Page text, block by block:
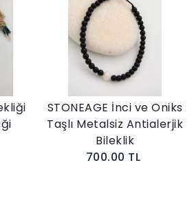
STONEAGE İnci ve Oniks
Taşlı Metalsiz Antialerjik
Bileklik
700.00 TL